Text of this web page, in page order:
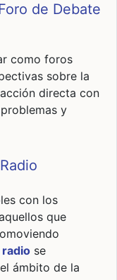
como foros
sobre la
directa con
y
con los
que
se
ámbito de la